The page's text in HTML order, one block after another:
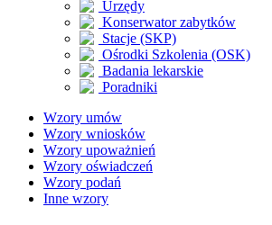
Urzędy
Konserwator zabytków
Stacje (SKP)
Ośrodki Szkolenia (OSK)
Badania lekarskie
Poradniki
Wzory umów
Wzory wniosków
Wzory upoważnień
Wzory oświadczeń
Wzory podań
Inne wzory